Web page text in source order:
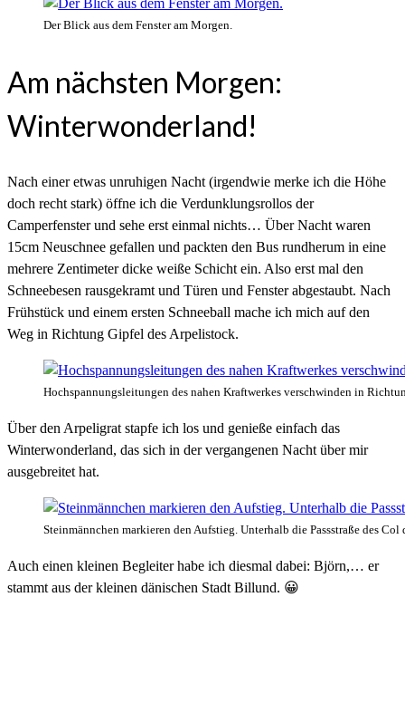
Der Blick aus dem Fenster am Morgen.
Am nächsten Morgen:
Winterwonderland!
Nach einer etwas unruhigen Nacht (irgendwie merke ich die Höhe
doch recht stark) öffne ich die Verdunklungsrollos der
Camperfenster und sehe erst einmal nichts… Über Nacht waren
15cm Neuschnee gefallen und packten den Bus rundherum in eine
mehrere Zentimeter dicke weiße Schicht ein. Also erst mal den
Schneebesen rausgekramt und Türen und Fenster abgestaubt. Nach
Frühstück und einem ersten Schneeball mache ich mich auf den
Weg in Richtung Gipfel des Arpelistock.
Hochspannungsleitungen des nahen Kraftwerkes verschwinden in
Über den Arpeligrat stapfe ich los und genieße einfach das
Winterwonderland, das sich in der vergangenen Nacht über mir
ausgebreitet hat.
Steinmännchen markieren den Aufstieg. Unterhalb die Passstraße des Col
Auch einen kleinen Begleiter habe ich diesmal dabei: Björn,… er
stammt aus der kleinen dänischen Stadt Billund. 😀